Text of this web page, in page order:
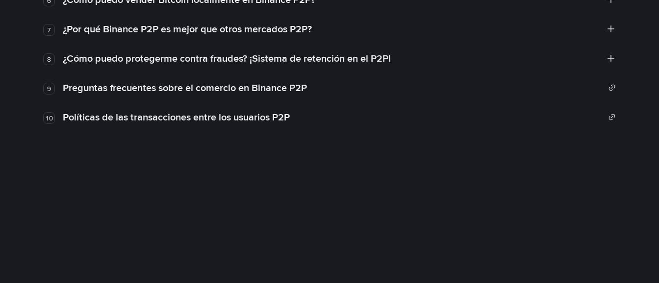
7 ¿Por qué Binance P2P es mejor que otros mercados P2P?
8 ¿Cómo puedo protegerme contra fraudes? ¡Sistema de retención en el P2P!
9 Preguntas frecuentes sobre el comercio en Binance P2P
10 Políticas de las transacciones entre los usuarios P2P